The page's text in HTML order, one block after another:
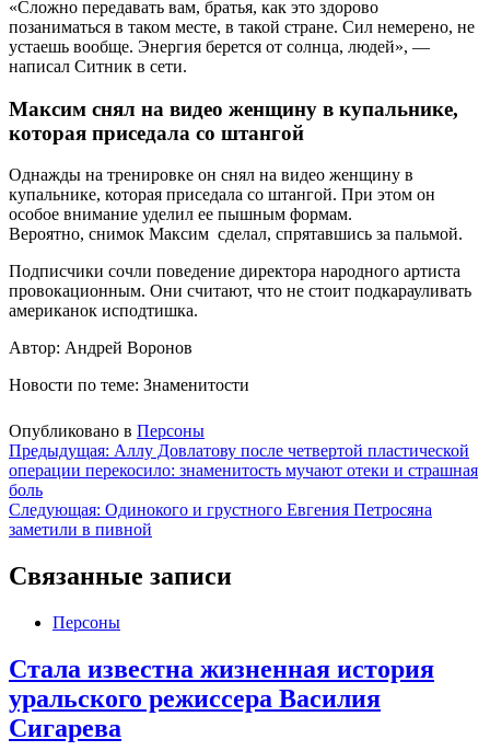
«Сложно передавать вам, братья, как это здорово
позаниматься в таком месте, в такой стране. Сил немерено, не
устаешь вообще. Энергия берется от солнца, людей», —
написал Ситник в сети.
Максим снял на видео женщину в купальнике,
которая приседала со штангой
Однажды на тренировке он снял на видео женщину в
купальнике, которая приседала со штангой. При этом он
особое внимание уделил ее пышным формам.
Вероятно, снимок Максим сделал, спрятавшись за пальмой.
Подписчики сочли поведение директора народного артиста
провокационным. Они считают, что не стоит подкарауливать
американок исподтишка.
Автор: Андрей Воронов
Новости по теме: Знаменитости
Опубликовано в Персоны
Навигация
по
записям
Предыдущая: Аллу Довлатову после четвертой пластической
операции перекосило: знаменитость мучают отеки и страшная
боль
Следующая: Одинокого и грустного Евгения Петросяна
заметили в пивной
Связанные записи
Персоны
Стала известна жизненная история
уральского режиссера Василия
Сигарева